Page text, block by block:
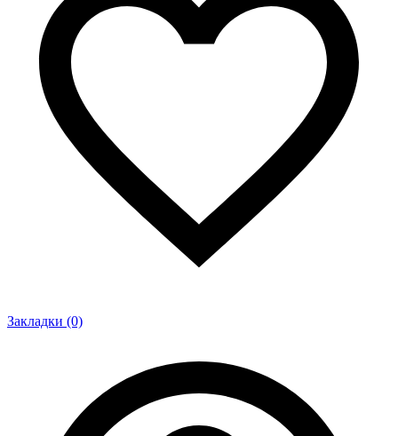
Закладки (0)